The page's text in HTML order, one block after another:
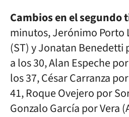
Cambios en el segundo
minutos, Jerónimo Porto
(ST) y Jonatan Benedetti
a los 30, Alan Espeche
los 37, César Carranza
41, Roque Ovejero por
Gonzalo García por Vera